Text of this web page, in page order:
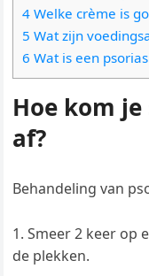
4 Welke crème is
5 Wat zijn
6 Wat is een
Hoe kom
af?
Behandeling van
Smeer 2 keer op
de plekken.